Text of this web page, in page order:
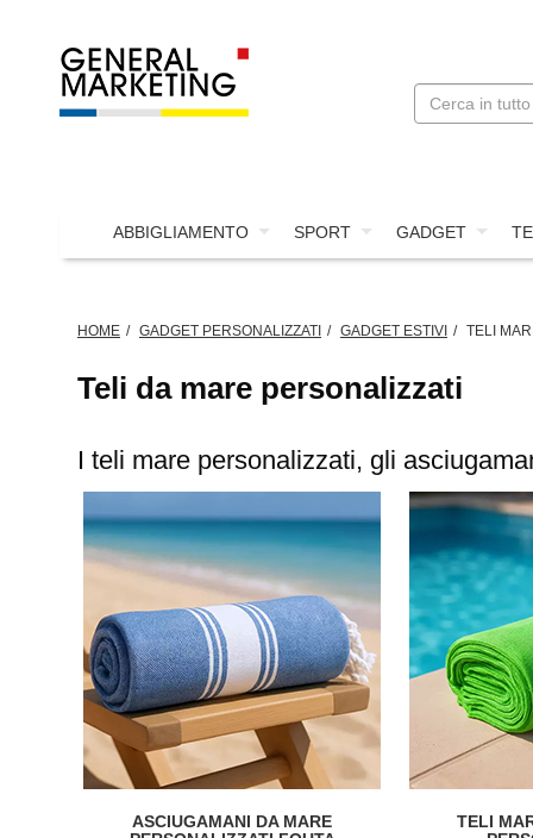
ABBIGLIAMENTO SPORT GADGET
HOME GADGET PERSONALIZZATI GADGET ESTIVI TELI
Teli da mare personalizzati
I teli mare personalizzati, gli
ASCIUGAMANI DA MARE
TELI